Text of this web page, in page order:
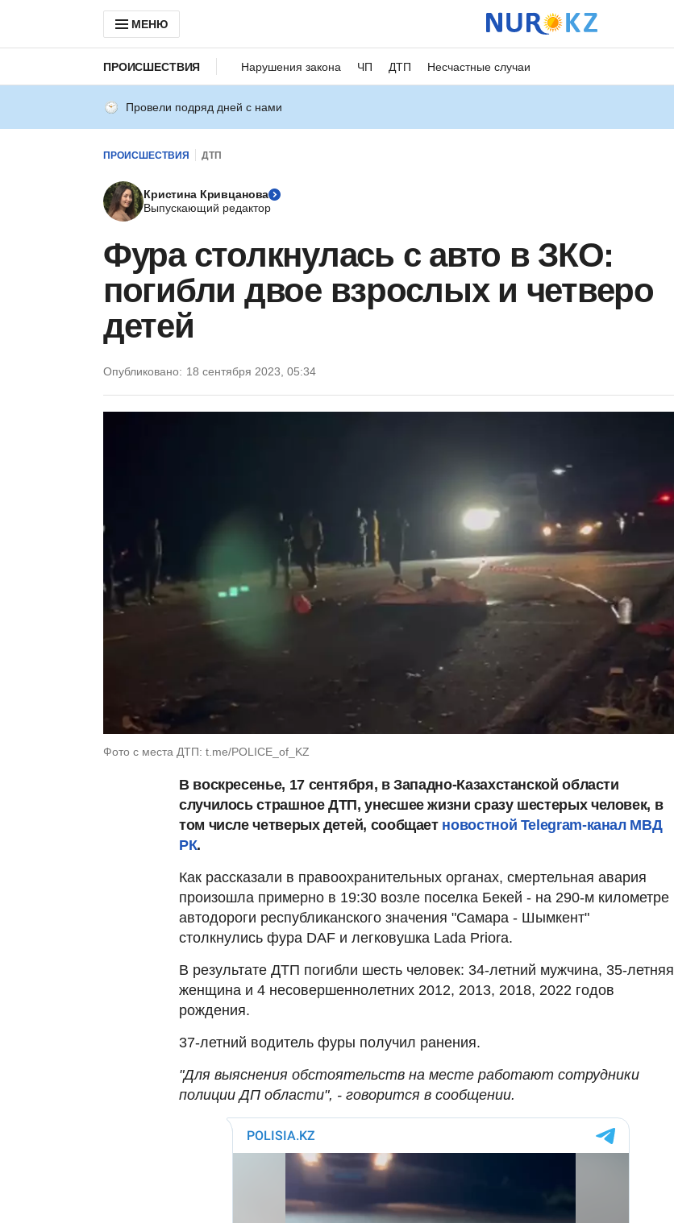
МЕНЮ
ПРОИСШЕСТВИЯ Нарушения закона ЧП ДТП Несчастные случаи
Провели подряд дней с нами
ПРОИСШЕСТВИЯ ДТП
Кристина Кривцанова
Выпускающий редактор
Фура столкнулась с авто в ЗКО:
погибли двое взрослых и четверо
детей
Опубликовано: 18 сентября 2023, 05:34
Фото с места ДТП: t.me/POLICE_of_KZ
В воскресенье, 17 сентября, в Западно-Казахстанской области
случилось страшное ДТП, унесшее жизни сразу шестерых человек, в
том числе четверых детей, сообщает новостной Telegram-канал МВД
РК.
Как рассказали в правоохранительных органах, смертельная авария
произошла примерно в 19:30 возле поселка Бекей - на 290-м километре
автодороги республиканского значения "Самара - Шымкент"
столкнулись фура DAF и легковушка Lada Priora.
В результате ДТП погибли шесть человек: 34-летний мужчина, 35-летняя
женщина и 4 несовершеннолетних 2012, 2013, 2018, 2022 годов
рождения.
37-летний водитель фуры получил ранения.
"Для выяснения обстоятельств на месте работают сотрудники
полиции ДП области", - говорится в сообщении.